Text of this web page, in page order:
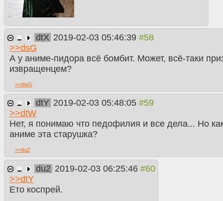
dtX 2019-02-03 05:46:39
>>dsG
А у аниме-пидора всё бомбит. Может, всё-таки
извращенцем?
>>dwG
dtY 2019-02-03 05:48:05
>>dtW
Нет, я понимаю что педофилия и все дела... Но
аниме эта старушка?
>>du2
du2 2019-02-03 06:25:46
>>dtY
Ето коспрей.